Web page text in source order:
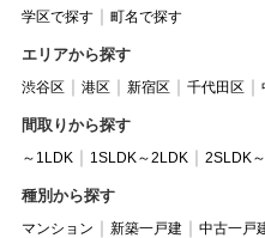
学区で探す
町名で探す
エリアから探す
渋谷区 港区 新宿区 千代田区
間取りから探す
～1LDK 1SLDK～2LDK 2SLDK
種別から探す
マンション 新築一戸建 中古一戸